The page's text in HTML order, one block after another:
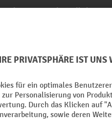
Passende Artikel
1.200 mm
Zubehör für Gefahrstoffschränke
Segment